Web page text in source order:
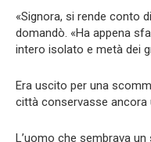
«Signora, si rende conto
domandò. «Ha appena
intero isolato e metà dei
Era uscito per una
città conservasse ancora
L’uomo che sembrava